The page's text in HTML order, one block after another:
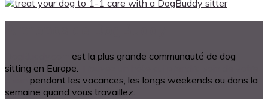
est la plus grande communauté de dog
sitting en Europe.
pendant les vacances, les longs weekends ou dans la
semaine quand vous travaillez.